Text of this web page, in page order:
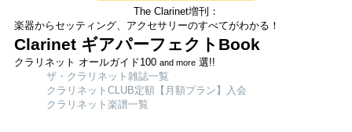
The Clarinet増刊：
楽器からセッティング、アクセサリーのすべてがわかる！
Clarinet ギアパーフェクトBook
クラリネット オールガイド100 and more選!!
ザ・クラリネット雑誌一覧
クラリネットCLUB定額【月額プラン】入会
クラリネット楽譜一覧